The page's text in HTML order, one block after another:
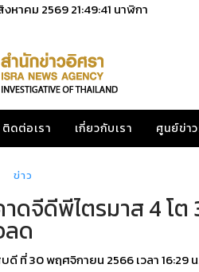
งหาคม 256921:49:42นาฬิกา
ติดต่อเรา เกี่ยวกับเรา ศูนย์ข่า
ข่าว
าดจีดีพีไตรมาส 4 โ
ลด
ดี ที่ 30 พฤศจิกายน 2566 เวลา 16:29